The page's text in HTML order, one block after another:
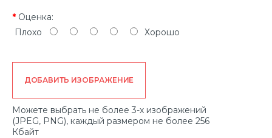
Оценка:
Плохо
Хорошо
ДОБАВИТЬ ИЗОБРАЖЕНИЕ
Можете выбрать не более 3-х изображений
(JPEG, PNG), каждый размером не более 256
Кбайт